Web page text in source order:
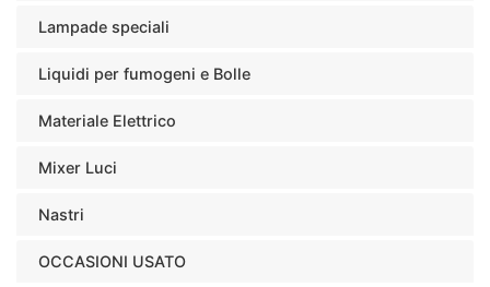
Lampade speciali
Liquidi per fumogeni e Bolle
Materiale Elettrico
Mixer Luci
Nastri
OCCASIONI USATO